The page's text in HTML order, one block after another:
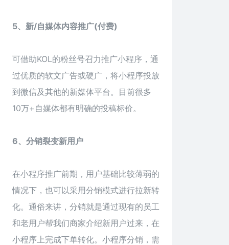
5、新/自媒体内容推广(付费)
可借助KOL的粉丝号召力推广小程序，通
过优质的软文广告或硬广，将小程序投放
到微信及其他的新媒体平台。目前很多
10万+自媒体都有明确的投稿标价。
6、分销裂变新用户
在小程序推广前期，用户基础比较薄弱的
情况下，也可以采用分销模式进行拉新转
化。通俗来讲，分销就是通过现有的员工
和老用户帮我们商家介绍新用户过来，在
小程序上完成下单转化。小程序分销，需